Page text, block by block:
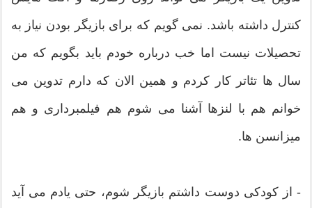
کنترل داشته باشد. نمی گویم که برای بازیگر بودن نیاز به
تحصیلات نیست اما خب درباره خودم باید بگویم که من
سال ها تئاتر کار کردم و همین الان که دارم تدوین می
خوانم هم با لنزها آشنا می شوم هم فیلمبرداری و هم
میزانسن ها.
- از کودکی دوست داشتم بازیگر شوم، حتی یادم می آید